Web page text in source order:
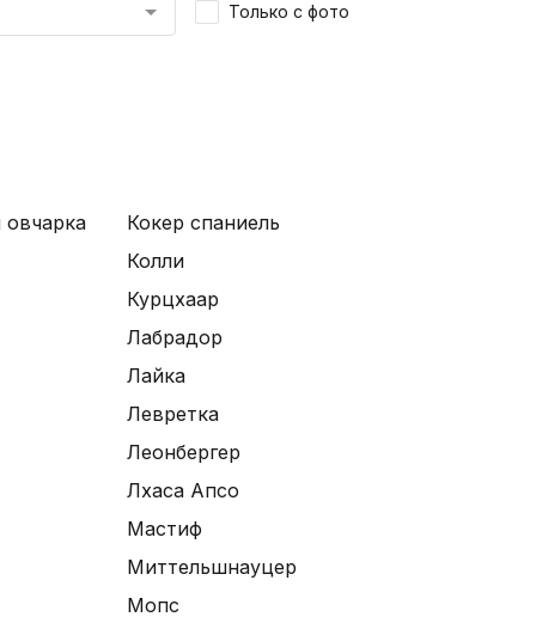
Только с фото
овчарка
Кокер спаниель
Колли
Курцхаар
Лабрадор
Лайка
Левретка
Леонбергер
Лхаса Апсо
Мастиф
Миттельшнауцер
Мопс